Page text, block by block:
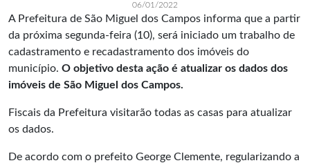
06/01/2022
A Prefeitura de São Miguel dos Campos informa que a partir
da próxima segunda-feira (10), será iniciado um trabalho de
cadastramento e recadastramento dos imóveis do
município. O objetivo desta ação é atualizar os dados dos
imóveis de São Miguel dos Campos.
Fiscais da Prefeitura visitarão todas as casas para atualizar
os dados.
De acordo com o prefeito George Clemente, regularizando a